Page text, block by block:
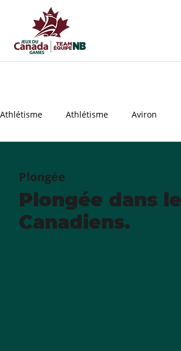
Athlétisme Athlétisme Aviron
Plongée
Plongée dans
Canadiens.